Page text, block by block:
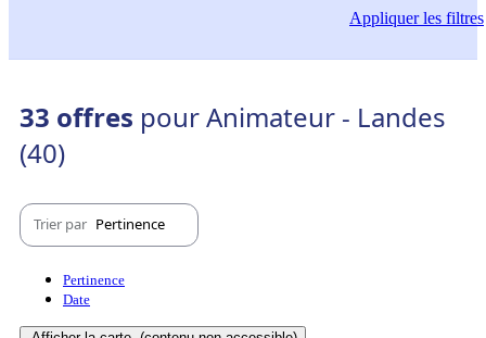
Appliquerles filtres
33 offres pour Animateur - Landes
(40)
Trier par Pertinence
Pertinence
Date